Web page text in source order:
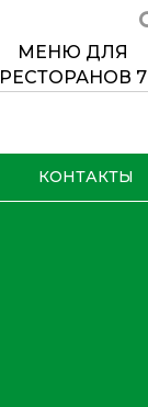
МЕНЮ ДЛЯ
РЕСТОРАНОВ 7
КОНТАКТЫ